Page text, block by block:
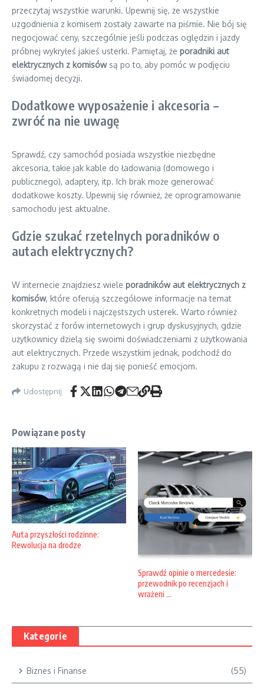
przeczytaj wszystkie warunki. Upewnij się, że wszystkie
uzgodnienia z komisem zostały zawarte na piśmie. Nie bój się
negocjować ceny, szczególnie jeśli podczas oględzin i jazdy
próbnej wykryłeś jakieś usterki. Pamiętaj, że poradniki aut
elektrycznych z komisówsą po to, aby pomóc w podjęciu
świadomej decyzji.
Dodatkowe wyposażenie i akcesoria –
zwróć na nie uwagę
Sprawdź, czy samochód posiada wszystkie niezbędne
akcesoria, takie jak kable do ładowania (domowego i
publicznego), adaptery, itp. Ich brak może generować
dodatkowe koszty. Upewnij się również, że oprogramowanie
samochodu jest aktualne.
Gdzie szukać rzetelnych poradników o
autach elektrycznych?
W internecie znajdziesz wiele poradników aut elektrycznych z
komisów, które oferują szczegółowe informacje na temat
konkretnych modeli i najczęstszych usterek. Warto również
skorzystać z forów internetowych i grup dyskusyjnych, gdzie
użytkownicy dzielą się swoimi doświadczeniami z użytkowania
aut elektrycznych. Przede wszystkim jednak, podchodź do
zakupu z rozwagą i nie daj się ponieść emocjom.
Udostępnij
Powiązane posty
Auta przyszłości rodzinne:
Rewolucja na drodze
Sprawdź opinie o mercedesie:
przewodnik po recenzjach i
wrażeni ...
Kategorie
Biznes i Finanse (55)